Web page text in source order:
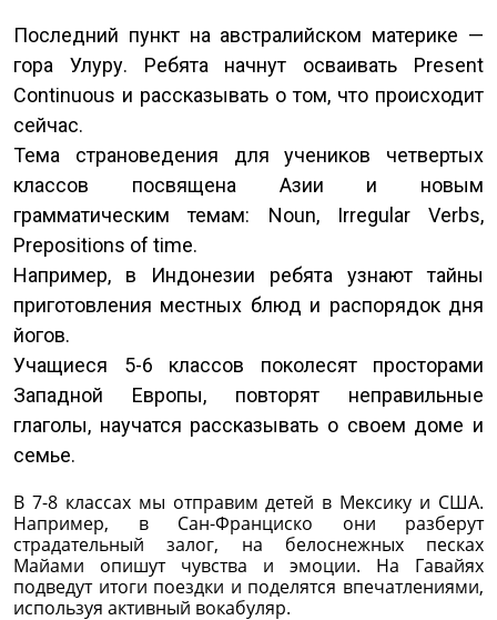
Последний пункт на австралийском материке —
гора Улуру. Ребята начнут осваивать Present
Continuous и рассказывать о том, что происходит
сейчас.
Тема страноведения для учеников четвертых
классов посвящена Азии и новым
грамматическим темам: Noun, Irregular Verbs,
Prepositions of time.
Например, в Индонезии ребята узнают тайны
приготовления местных блюд и распорядок дня
йогов.
Учащиеся 5-6 классов поколесят просторами
Западной Европы, повторят неправильные
глаголы, научатся рассказывать о своем доме и
семье.
В 7-8 классах мы отправим детей в Мексику и США.
Например, в Сан-Франциско они разберут
страдательный залог, на белоснежных песках
Майами опишут чувства и эмоции. На Гавайях
подведут итоги поездки и поделятся впечатлениями,
используя активный вокабуляр.